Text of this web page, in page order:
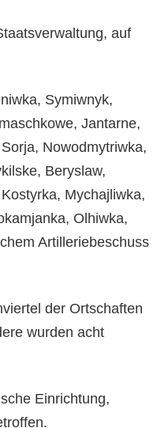
auf
Symiwnyk,
Jantarne,
Nowodmytriwka,
Beryslaw,
Mychajliwka,
Olhiwka,
Artilleriebeschuss
der Ortschaften
wurden acht
Einrichtung,